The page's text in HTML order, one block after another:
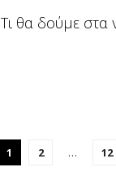
Τι θα δούμε στα
1 2 … 12